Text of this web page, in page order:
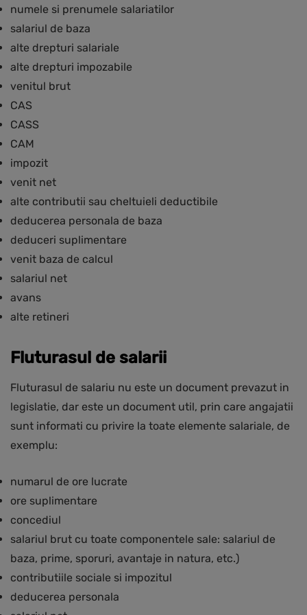
numele si prenumele salariatilor
salariul de baza
alte drepturi salariale
alte drepturi impozabile
venitul brut
CAS
CASS
CAM
impozit
venit net
alte contributii sau cheltuieli deductibile
deducerea personala de baza
deduceri suplimentare
venit baza de calcul
salariul net
avans
alte retineri
Fluturasul de salarii
Fluturasul de salariu nu este un document prevazut in
legislatie, dar este un document util, prin care angajatii
sunt informati cu privire la toate elemente salariale, de
exemplu:
numarul de ore lucrate
ore suplimentare
concediul
salariul brut cu toate componentele sale: salariul de
baza, prime, sporuri, avantaje in natura, etc.)
contributiile sociale si impozitul
deducerea personala